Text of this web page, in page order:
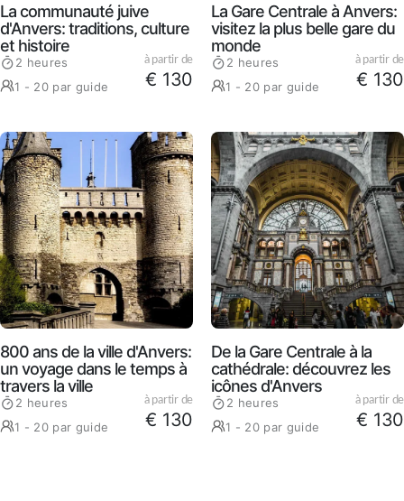
La communauté juive
d'Anvers: traditions, culture
et histoire
2 heures
1 - 20 par guide
à partir de
€ 130
La Gare Centrale à Anvers:
visitez la plus belle gare du
monde
2 heures
1 - 20 par guide
à partir de
€ 130
800 ans de la ville d'Anvers:
un voyage dans le temps à
travers la ville
2 heures
1 - 20 par guide
à partir de
€ 130
De la Gare Centrale à la
cathédrale: découvrez les
icônes d'Anvers
2 heures
1 - 20 par guide
à partir de
€ 130